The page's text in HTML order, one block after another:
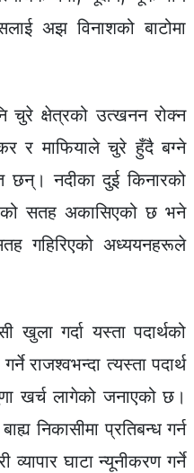
अझ विनाशको बाटोमा
चुरे क्षेत्रको उत्खनन रोक्न
र माफियाले चुरे हुँदै बग्ने
छन्। नदीका दुई किनारको
सतह अकासिएको छ भने
गहिरिएको अध्ययनहरूले
खुला गर्दा यस्ता पदार्थको
राजश्वभन्दा त्यस्ता पदार्थ
खर्च लागेको जनाएको छ।
निकासीमा प्रतिबन्ध गर्न
घाटा न्यूनीकरण गर्ने